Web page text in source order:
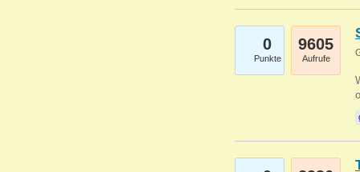
0
Punkte
9605
Aufrufe